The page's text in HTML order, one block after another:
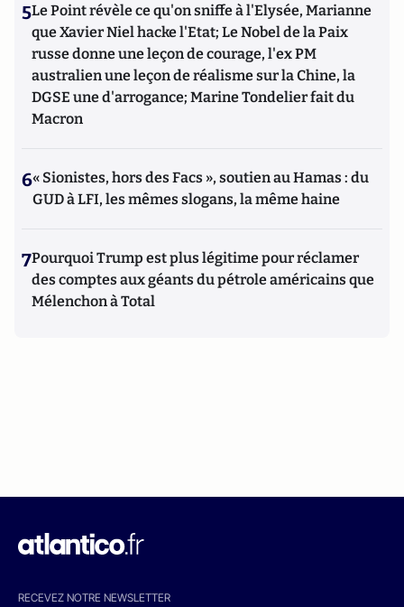
5Le Point révèle ce qu'on sniffe à l'Elysée, Marianne
que Xavier Niel hacke l'Etat; Le Nobel de la Paix
russe donne une leçon de courage, l'ex PM
australien une leçon de réalisme sur la Chine, la
DGSE une d'arrogance; Marine Tondelier fait du
Macron
6« Sionistes, hors des Facs », soutien au Hamas : du
GUD à LFI, les mêmes slogans, la même haine
7Pourquoi Trump est plus légitime pour réclamer
des comptes aux géants du pétrole américains que
Mélenchon à Total
RECEVEZ NOTRE NEWSLETTER